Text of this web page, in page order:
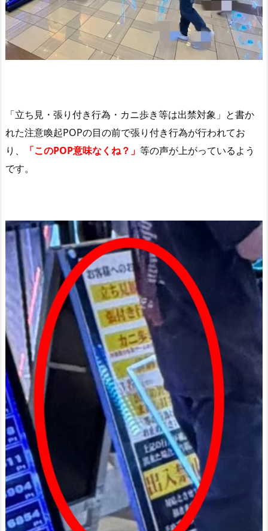
「立ち見・張り付き行為・カニ歩き等は出禁対象」と書か
れた注意喚起POPの目の前で張り付き行為が行われてお
り、
「このPOP意味なくね？」 等の声が上がっているよう
です。